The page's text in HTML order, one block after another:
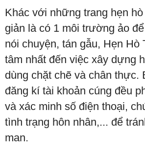
Khác với những trang hẹn
giản là có 1 môi trường ảo
nói chuyện, tán gẫu, Hẹn Hò
tâm nhất đến việc xây dựng
dùng chặt chẽ và chân thực.
đăng kí tài khoản cúng đều
và xác minh số điện thoại,
tình trạng hôn nhân,... để
man.